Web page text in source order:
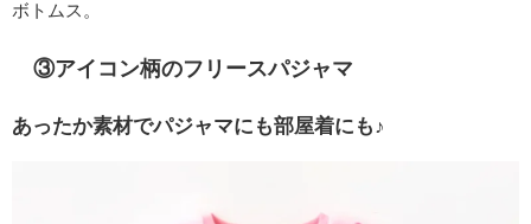
ボトムス。
③アイコン柄のフリースパジャマ
あったか素材でパジャマにも部屋着にも♪